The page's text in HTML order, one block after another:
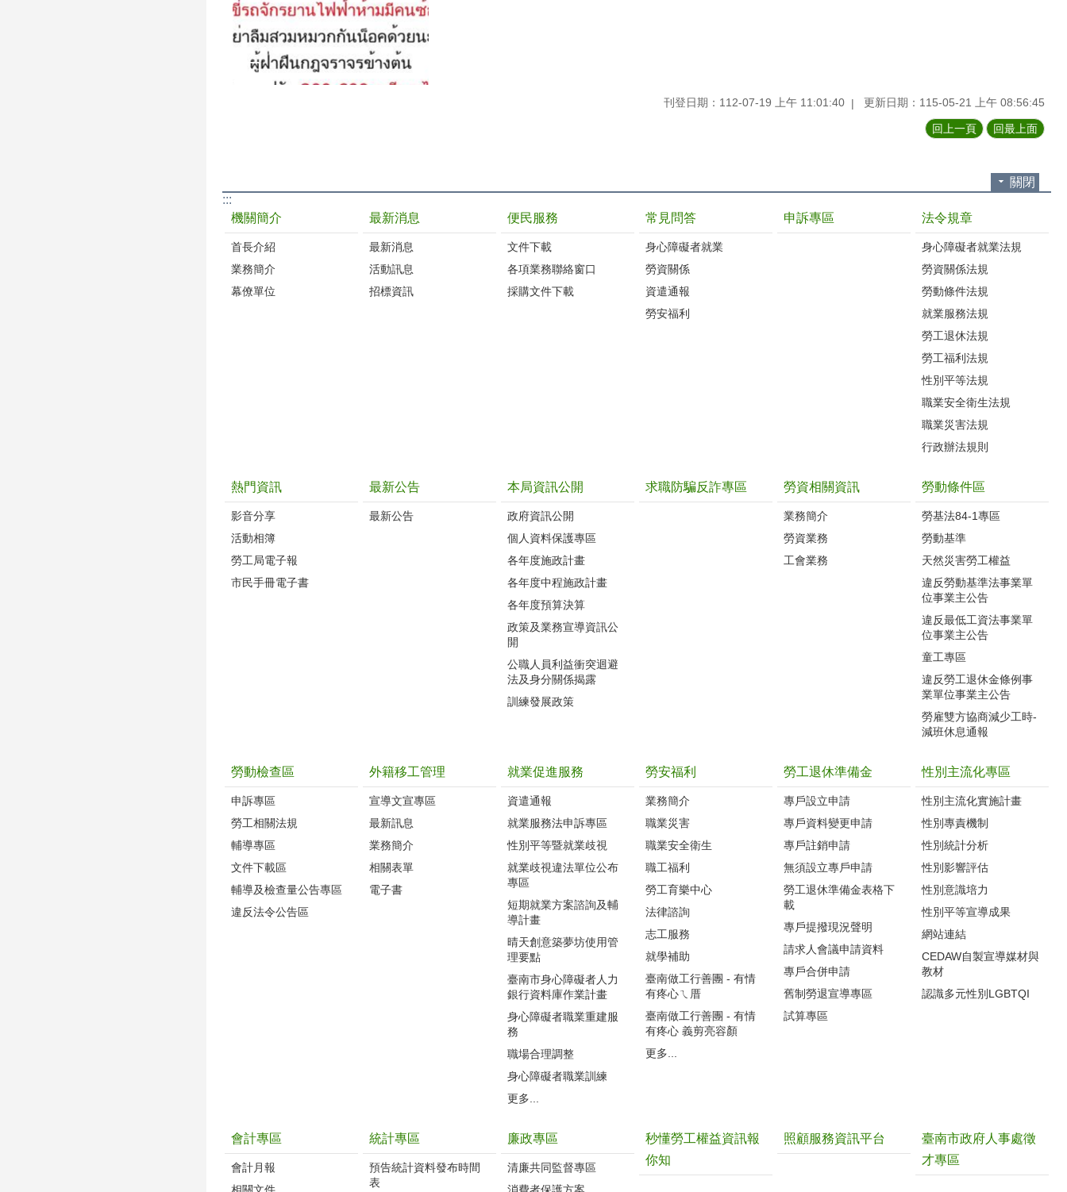
刊登日期：112-07-19 上午 11:01:40 更新日期：115-05-21 上午 08:56:45
回上一頁 回最上面
關閉
:::
機關簡介
首長介紹
業務簡介
幕僚單位
最新消息
最新消息
活動訊息
招標資訊
便民服務
文件下載
各項業務聯絡窗口
採購文件下載
常見問答
身心障礙者就業
勞資關係
資遣通報
勞安福利
申訴專區 法令規章
身心障礙者就業法規
勞資關係法規
勞動條件法規
就業服務法規
勞工退休法規
勞工福利法規
性別平等法規
職業安全衛生法規
職業災害法規
行政辦法規則
熱門資訊
影音分享
活動相簿
勞工局電子報
市民手冊電子書
最新公告
最新公告
本局資訊公開
政府資訊公開
個人資料保護專區
各年度施政計畫
各年度中程施政計畫
各年度預算決算
政策及業務宣導資訊公
開
公職人員利益衝突迴避
法及身分關係揭露
訓練發展政策
求職防騙反詐專區 勞資相關資訊
業務簡介
勞資業務
工會業務
勞動條件區
勞基法84-1專區
勞動基準
天然災害勞工權益
違反勞動基準法事業單
位事業主公告
違反最低工資法事業單
位事業主公告
童工專區
違反勞工退休金條例事
業單位事業主公告
勞雇雙方協商減少工時-
減班休息通報
勞動檢查區
申訴專區
勞工相關法規
輔導專區
文件下載區
輔導及檢查量公告專區
違反法令公告區
外籍移工管理
宣導文宣專區
最新訊息
業務簡介
相關表單
電子書
就業促進服務
資遣通報
就業服務法申訴專區
性別平等暨就業歧視
就業歧視違法單位公布
專區
短期就業方案諮詢及輔
導計畫
晴天創意築夢坊使用管
理要點
臺南市身心障礙者人力
銀行資料庫作業計畫
身心障礙者職業重建服
務
職場合理調整
身心障礙者職業訓練
更多...
勞安福利
業務簡介
職業災害
職業安全衛生
職工福利
勞工育樂中心
法律諮詢
志工服務
就學補助
臺南做工行善團 - 有情
有疼心ㄟ厝
臺南做工行善團 - 有情
有疼心 義剪亮容顏
更多...
勞工退休準備金
專戶設立申請
專戶資料變更申請
專戶註銷申請
無須設立專戶申請
勞工退休準備金表格下
載
專戶提撥現況聲明
請求人會議申請資料
專戶合併申請
舊制勞退宣導專區
試算專區
性別主流化專區
性別主流化實施計畫
性別專責機制
性別統計分析
性別影響評估
性別意識培力
性別平等宣導成果
網站連結
CEDAW自製宣導媒材與
教材
認識多元性別LGBTQI
會計專區
會計月報
統計專區
預告統計資料發布時間
表
廉政專區
清廉共同監督專區
秒懂勞工權益資訊報
你知
照顧服務資訊平台
臺南市政府人事處徵
才專區